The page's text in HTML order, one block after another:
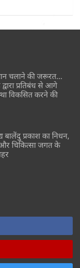
चलाने की जरूरत…
प्रतिबंध से आगे
विकसित करने की
बालेंदु प्रकाश का निधन,
चिकित्सा जगत के